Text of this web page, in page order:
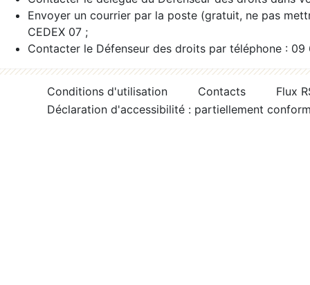
Envoyer un courrier par la poste (gratuit, ne pas
CEDEX 07 ;
Contacter le Défenseur des droits par téléphone :
Conditions d'utilisation Contacts
Flux
Déclaration d'accessibilité : partiellement